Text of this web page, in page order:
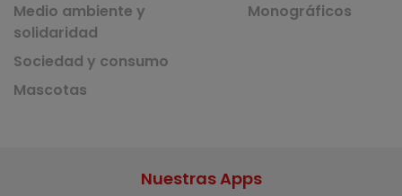
Medio ambiente y
solidaridad
Sociedad y consumo
Mascotas
Monográficos
Nuestras Apps